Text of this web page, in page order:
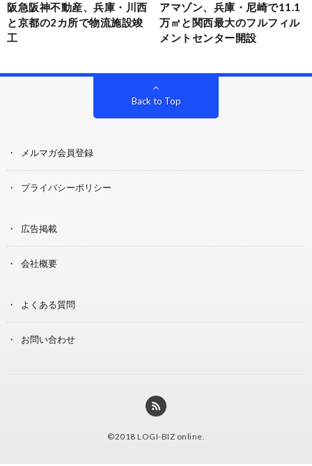
阪急阪神不動産、兵庫・川西
と京都の2カ所で物流施設竣
工
アマゾン、兵庫・尼崎で11.1
万㎡と関西最大のフルフィル
メントセンター開設
Back to Top
メルマガ会員登録
プライバシーポリシー
広告掲載
会社概要
よくある質問
お問い合わせ
©2018 LOGI-BIZ online.